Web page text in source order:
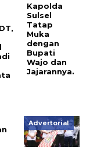
Kapolda
Sulsel
Tatap
Muka
dengan
Bupati
Wajo dan
Jajarannya.
Advertorial